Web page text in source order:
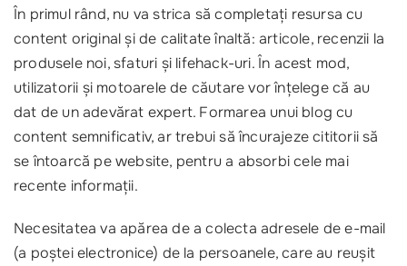
În primul rând, nu va strica să completați resursa cu
content original și de calitate înaltă: articole, recenzii la
produsele noi, sfaturi și lifehack-uri. În acest mod,
utilizatorii și motoarele de căutare vor înțelege că au
dat de un adevărat expert. Formarea unui blog cu
content semnificativ, ar trebui să încurajeze cititorii să
se întoarcă pe website, pentru a absorbi cele mai
recente informații.
Necesitatea va apărea de a colecta adresele de e-mail
(a poștei electronice) de la persoanele, care au reușit